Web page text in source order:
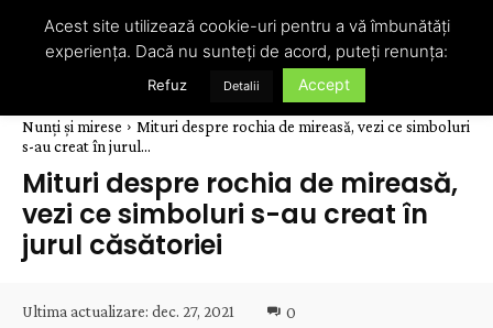
Nunți și mirese
Mituri despre rochia de mireasă, vezi ce simboluri
s-au creat în jurul...
Mituri despre rochia de mireasă,
vezi ce simboluri s-au creat în
jurul căsătoriei
Ultima actualizare: dec. 27, 2021 0
Acest site utilizează cookie-uri pentru a vă îmbunătăți
experiența. Dacă nu sunteți de acord, puteți renunța:
Refuz Detalii Accept